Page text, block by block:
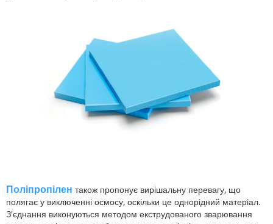
Поліпропілен також пропонує вирішальну перевагу, що
полягає у виключенні осмосу, оскільки це однорідний матеріал.
З'єднання виконуються методом екструдованого зварювання